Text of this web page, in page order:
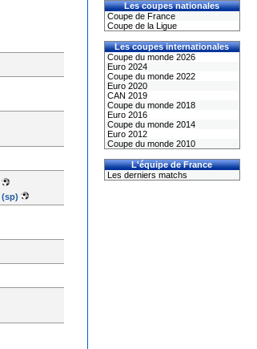
(sp)
Les coupes nationales
Coupe de France
Coupe de la Ligue
Les coupes internationales
Coupe du monde 2026
Euro 2024
Coupe du monde 2022
Euro 2020
CAN 2019
Coupe du monde 2018
Euro 2016
Coupe du monde 2014
Euro 2012
Coupe du monde 2010
L'équipe de France
Les derniers matchs